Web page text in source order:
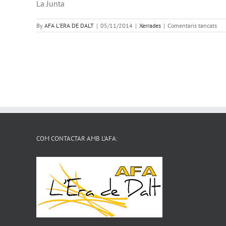
La Junta
By AFA L'ERA DE DALT | 05/11/2014 | Xerrades | Comentaris tancatsa
COM CONTACTAR AMB L’AFA: